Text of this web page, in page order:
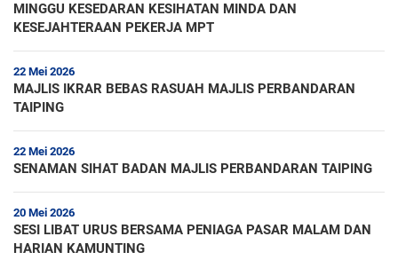
MINGGU KESEDARAN KESIHATAN MINDA DAN
KESEJAHTERAAN PEKERJA MPT
22 Mei 2026
MAJLIS IKRAR BEBAS RASUAH MAJLIS PERBANDARAN
TAIPING
22 Mei 2026
SENAMAN SIHAT BADAN MAJLIS PERBANDARAN TAIPING
20 Mei 2026
SESI LIBAT URUS BERSAMA PENIAGA PASAR MALAM DAN
HARIAN KAMUNTING